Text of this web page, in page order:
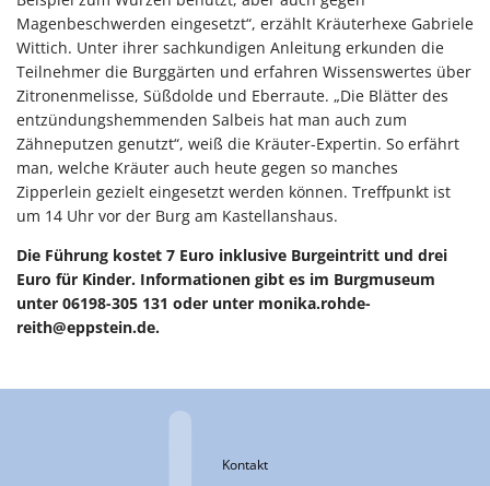
Magenbeschwerden eingesetzt“, erzählt Kräuterhexe Gabriele
Wittich. Unter ihrer sachkundigen Anleitung erkunden die
Teilnehmer die Burggärten und erfahren Wissenswertes über
Zitronenmelisse, Süßdolde und Eberraute. „Die Blätter des
entzündungshemmenden Salbeis hat man auch zum
Zähneputzen genutzt“, weiß die Kräuter-Expertin. So erfährt
man, welche Kräuter auch heute gegen so manches
Zipperlein gezielt eingesetzt werden können. Treffpunkt ist
um 14 Uhr vor der Burg am Kastellanshaus.
Die Führung kostet 7 Euro inklusive Burgeintritt und drei
Euro für Kinder. Informationen gibt es im Burgmuseum
unter 06198-305 131 oder unter monika.rohde-
reith@eppstein.de.
Kontakt